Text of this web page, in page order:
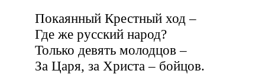
Покаянный Крестный ход –
Где же русский народ?
Только девять молодцов –
За Царя, за Христа – бойцов.